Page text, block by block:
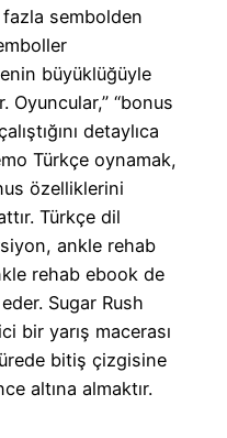
sembolden
büyüklüğüyle
Oyuncular,” “bonus
detaylıca
Türkçe oynamak,
özelliklerini
Türkçe dil
ankle rehab
rehab ebook de
Sugar Rush
bir yarış macerası
bitiş çizgisine
altına almaktır.